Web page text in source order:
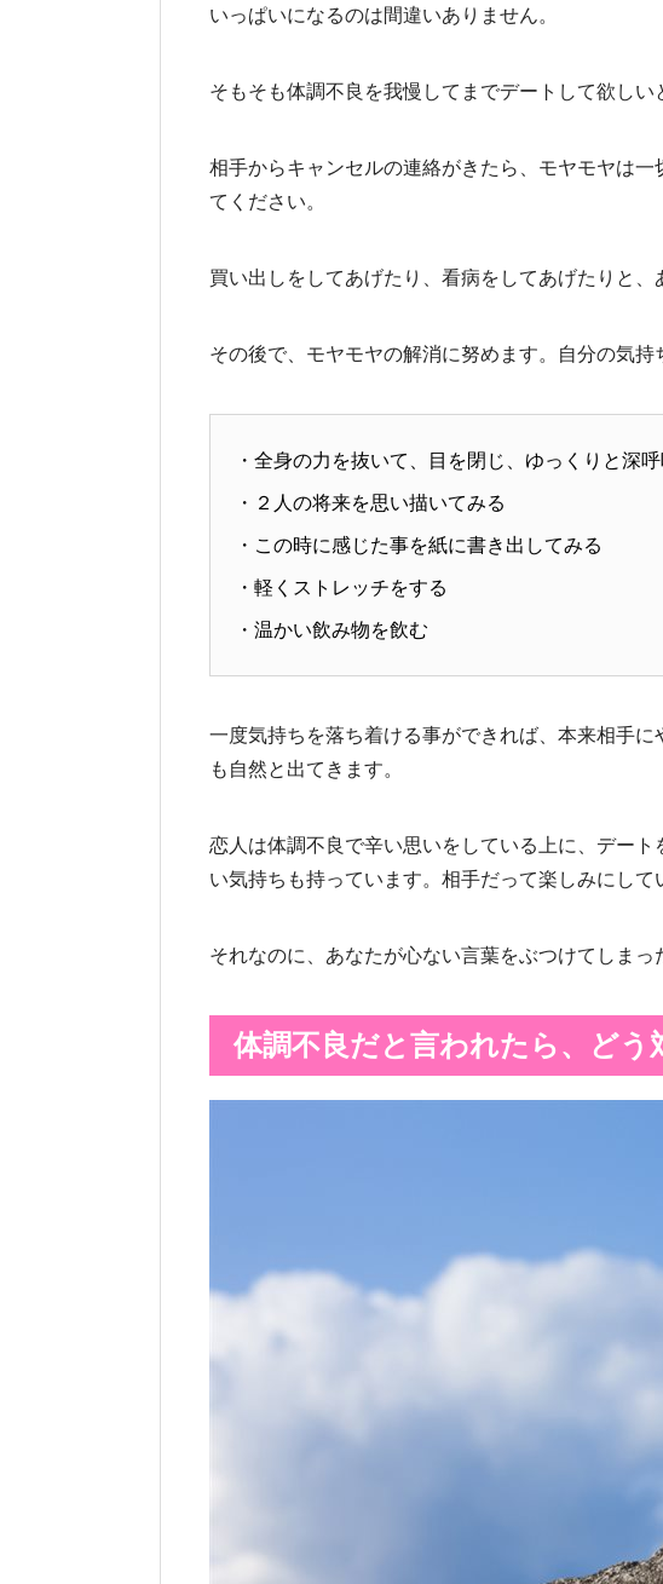
いっぱいになるのは間違いありません。
そもそも体調不良を我慢してまでデートして欲しい
相手からキャンセルの連絡がきたら、モヤモヤは
てください。
買い出しをしてあげたり、看病をしてあげたりと、
その後で、モヤモヤの解消に努めます。自分の気持
・全身の力を抜いて、目を閉じ、ゆっくりと深
・２人の将来を思い描いてみる
・この時に感じた事を紙に書き出してみる
・軽くストレッチをする
・温かい飲み物を飲む
一度気持ちを落ち着ける事ができれば、本来相手
も自然と出てきます。
恋人は体調不良で辛い思いをしている上に、デー
い気持ちも持っています。相手だって楽しみにして
それなのに、あなたが心ない言葉をぶつけてしまっ
体調不良だと言われたら、どう